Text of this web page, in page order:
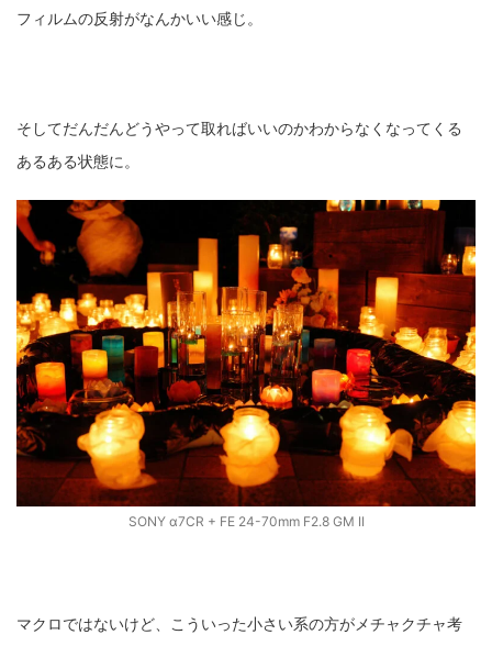
フィルムの反射がなんかいい感じ。
そしてだんだんどうやって取ればいいのかわからなくなってくる
あるある状態に。
SONY α7CR + FE 24-70mm F2.8 GM II
マクロではないけど、こういった小さい系の方がメチャクチャ考